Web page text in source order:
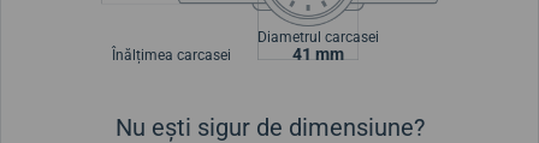
Înălțimea carcasei
Diametrul carcasei
41 mm
Nu ești sigur de dimensiune?